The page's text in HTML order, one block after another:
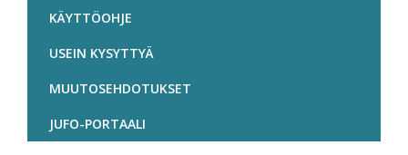
KÄYTTÖOHJE
USEIN KYSYTTYÄ
MUUTOSEHDOTUKSET
JUFO-PORTAALI